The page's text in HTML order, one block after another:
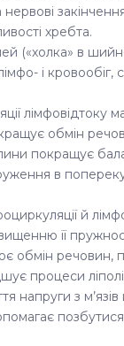
хребта.
(«холка» в
і
лімфовідтоку
обмін
покращує
в
й
її
обмін речовин,
процеси
напруги з